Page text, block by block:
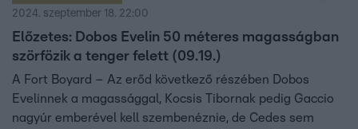
2024. szeptember 18. 22:00
Előzetes: Dobos Evelin 50 méteres magasságban
szörfözik a tenger felett (09.19.)
A Fort Boyard – Az erőd következő részében Dobos
Evelinnek a magassággal, Kocsis Tibornak pedig Gaccio
nagyúr emberével kell szembenéznie, de Cedes sem